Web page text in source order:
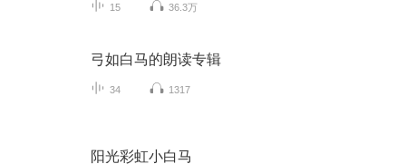
15 36.3万
弓如白马的朗读专辑
34 1317
阳光彩虹小白马